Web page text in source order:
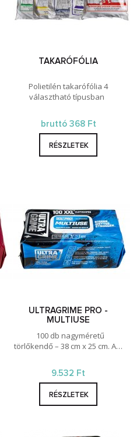
TAKARÓFÓLIA
Polietilén takarófólia 4
választható típusban
bruttó 368 Ft
RÉSZLETEK
ULTRAGRIME PRO -
MULTIUSE
100 db nagyméretű
törlőkendő – 38 cm x 25 cm. A…
9.532 Ft
RÉSZLETEK